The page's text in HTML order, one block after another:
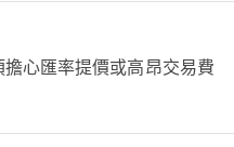
心匯率提價或高昂交易費